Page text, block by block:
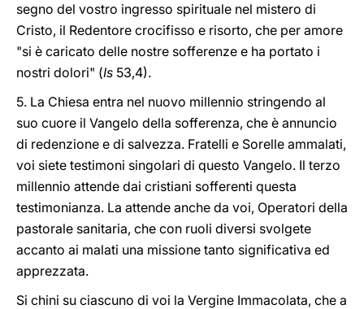
segno del vostro ingresso spirituale nel mistero di
Cristo, il Redentore crocifisso e risorto, che per amore
"si è caricato delle nostre sofferenze e ha portato i
nostri dolori" (Is 53,4).
5. La Chiesa entra nel nuovo millennio stringendo al
suo cuore il Vangelo della sofferenza, che è annuncio
di redenzione e di salvezza. Fratelli e Sorelle ammalati,
voi siete testimoni singolari di questo Vangelo. Il terzo
millennio attende dai cristiani sofferenti questa
testimonianza. La attende anche da voi, Operatori della
pastorale sanitaria, che con ruoli diversi svolgete
accanto ai malati una missione tanto significativa ed
apprezzata.
Si chini su ciascuno di voi la Vergine Immacolata, che a